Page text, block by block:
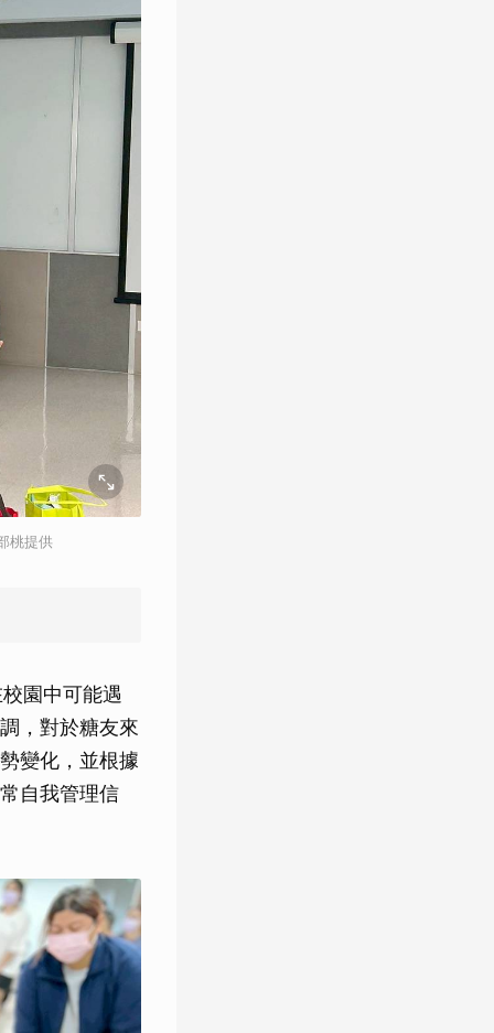
桃提供
園中可能遇
，對於糖友來
變化，並根據
自我管理信